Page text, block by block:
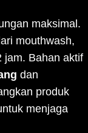
maksimal.
mouthwash,
jam. Bahan aktif
dan
produk
menjaga